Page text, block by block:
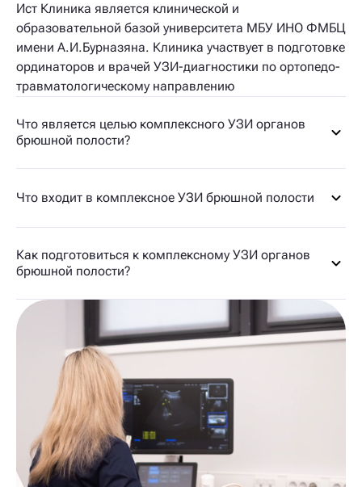
Ист Клиника является клинической и
образовательной базой университета МБУ ИНО ФМБЦ
имени А.И.Бурназяна. Клиника участвует в подготовке
ординаторов и врачей УЗИ-диагностики по ортопедо-
травматологическому направлению
Что является целью комплексного УЗИ органов
брюшной полости?
Что входит в комплексное УЗИ брюшной полости
Как подготовиться к комплексному УЗИ органов
брюшной полости?